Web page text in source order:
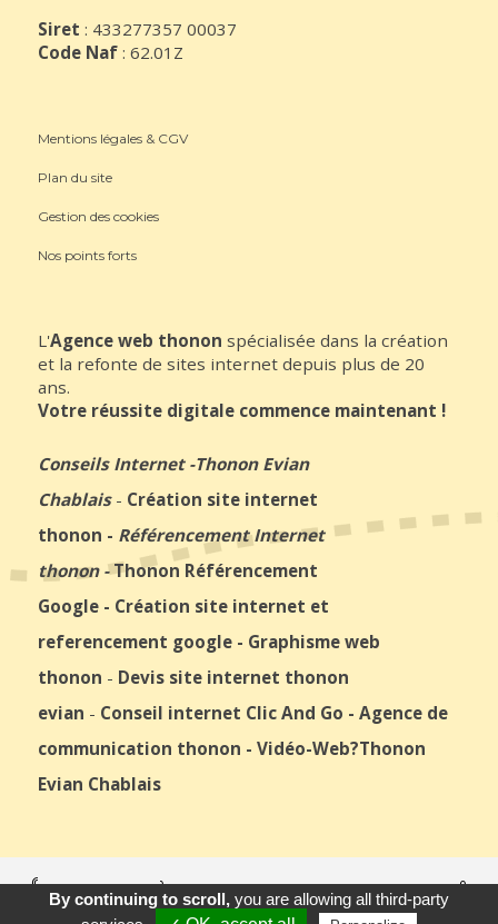
Siret : 433277357 00037
Code Naf : 62.01Z
Mentions légales & CGV
Plan du site
Gestion des cookies
Nos points forts
L'Agence web thonon spécialisée dans la création
et la refonte de sites internet depuis plus de 20
ans.
Votre réussite digitale commence maintenant !
Conseils Internet-Thonon Evian
Chablais- Création site internet
thonon - Référencement Internet
thonon-Thonon Référencement
Google - Création site internet et
referencement google - Graphisme web
thonon - Devis site internet thonon
evian - Conseil internet Clic And Go - Agence de
communication thonon - Vidéo-Web?Thonon
Evian Chablais
© 2026 Agence Web Thonon Les Bains - Référencement Google
Thonon Les Bains
Clic And Go
création site internet thonon
By continuing to scroll,you are allowing all third-party